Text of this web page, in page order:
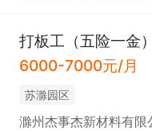
打板工（五险一金）
6000-7000元/月
苏滁园区
滁州杰事杰新材料有限